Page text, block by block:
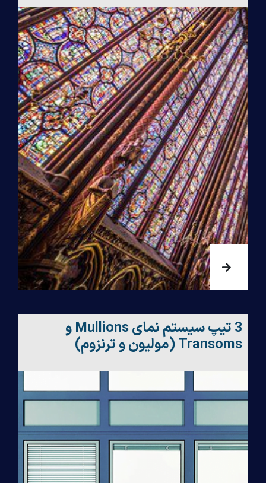
3 تیپ سیستم نمای Mullions و
Transoms (مولیون و ترنزوم)